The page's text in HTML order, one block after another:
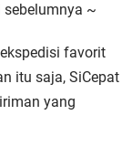
sebelumnya ~
favorit
itu saja, SiCepat
yang